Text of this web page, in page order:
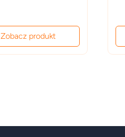
Zobacz produkt